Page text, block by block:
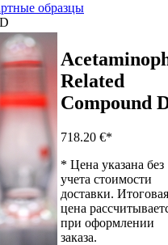
образцы
Related
Compound
718.20 €*
* Цена указана без
учета стоимости
доставки. Итоговая
цена
при оформлении
заказа.